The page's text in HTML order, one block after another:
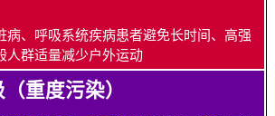
病、呼吸系统疾病患者避免长时间、高强
人群适量减少户外运动
重度污染）